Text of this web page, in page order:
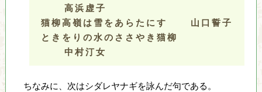
高浜虚子
猫柳高嶺は雪をあらたにす
山口誓子
ときをりの水のささやき猫柳
中村汀女
ちなみに、次はシダレヤナギを詠んだ句である。